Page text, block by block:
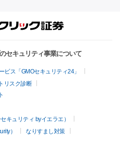
セキュリティ事業について
ス「GMOセキュリティ24」
リスク診断
キュリティ byイエラエ）
）
なりすまし対策